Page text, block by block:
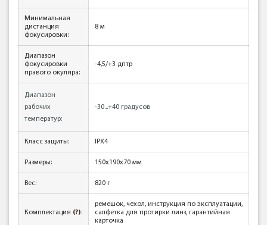
Минимальная
дистанция
фокусировки:
8 м
Диапазон
фокусировки
правого окуляра:
-4,5/+3 дптр
Диапазон
рабочих
температур:
-30...+40 градусов
Класс защиты: IPX4
Размеры: 150x190x70 мм
Вес: 820 г
Комплектация (?):
ремешок, чехол, инструкция по эксплуатации,
салфетка для протирки линз, гарантийная
карточка